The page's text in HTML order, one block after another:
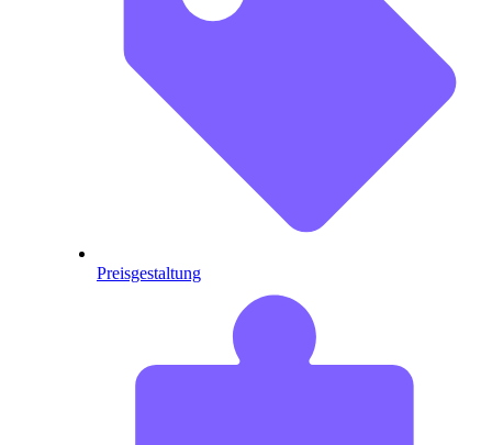
Preisgestaltung